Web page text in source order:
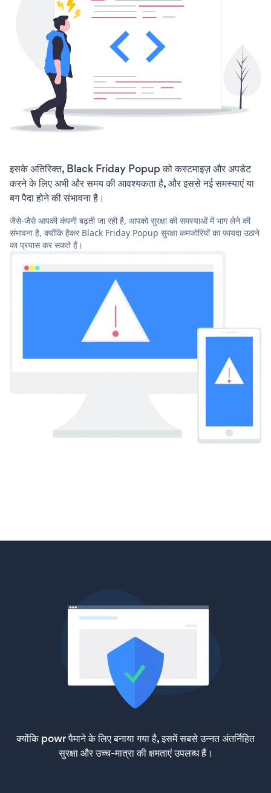
इसके अतिरिक्त, Black Friday Popup को कस्टमाइज़ और अपडेट
करने के लिए अभी और समय की आवश्यकता है, और इससे नई समस्याएं या
बग पैदा होने की संभावना है।
जैसे-जैसे आपकी कंपनी बढ़ती जा रही है, आपको सुरक्षा की समस्याओं में भाग लेने की
संभावना है, क्योंकि हैकर Black Friday Popup सुरक्षा कमजोरियों का फायदा उठाने
का प्रयास कर सकते हैं।
क्योंकि powr पैमाने के लिए बनाया गया है, इसमें सबसे उन्नत अंतर्निहित
सुरक्षा और उच्च-मात्रा की क्षमताएं उपलब्ध हैं।